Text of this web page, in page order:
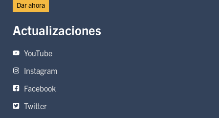
Dar ahora
Actualizaciones
YouTube
Instagram
Facebook
Twitter